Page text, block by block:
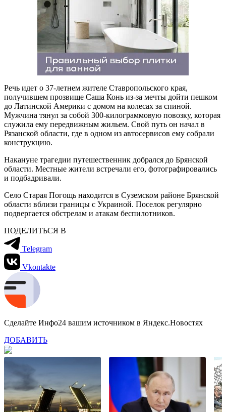
Речь идет о 37-летнем жителе Ставропольского края,
получившем прозвище Саша Конь из-за мечты дойти пешком
до Латинской Америки с домом на колесах за спиной.
Мужчина тянул за собой 300-килограммовую повозку, которая
служила ему передвижным жильем. Свой путь он начал в
Рязанской области, где в одном из автосервисов ему собрали
конструкцию.
Накануне трагедии путешественник добрался до Брянской
области. Местные жители встречали его, фотографировались
и подбадривали.
Село Старая Погощь находится в Суземском районе Брянской
области вблизи границы с Украиной. Поселок регулярно
подвергается обстрелам и атакам беспилотников.
ПОДЕЛИТЬСЯ В
Telegram
Vkontakte
Сделайте Инфо24 вашим источником в Яндекс.Новостях
ДОБАВИТЬ